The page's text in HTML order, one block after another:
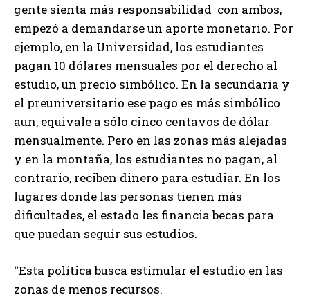
gente sienta más responsabilidad con ambos,
empezó a demandarse un aporte monetario. Por
ejemplo, en la Universidad, los estudiantes
pagan 10 dólares mensuales por el derecho al
estudio, un precio simbólico. En la secundaria y
el preuniversitario ese pago es más simbólico
aun, equivale a sólo cinco centavos de dólar
mensualmente. Pero en las zonas más alejadas
y en la montaña, los estudiantes no pagan, al
contrario, reciben dinero para estudiar. En los
lugares donde las personas tienen más
dificultades, el estado les financia becas para
que puedan seguir sus estudios.
“Esta política busca estimular el estudio en las
zonas de menos recursos.